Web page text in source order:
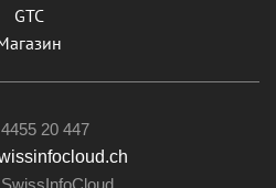
GTC
20 447